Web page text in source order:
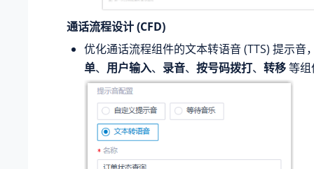
通话流程设计 (CFD)
优化通话流程组件的文本转语音 (TTS) 提示音
单、 用户输入、 录音、 按号码拨打、 转移等